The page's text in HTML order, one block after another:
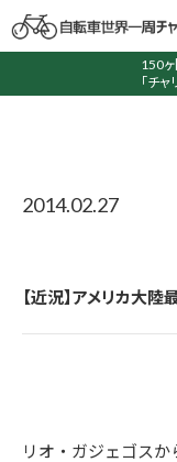
150
「チ
2014.02.27
【近況】アメリカ大
リオ・ガジェゴス